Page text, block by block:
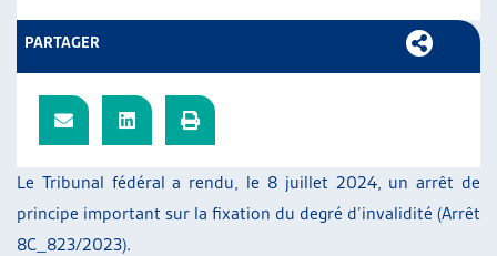
Le Tribunal fédéral a rendu, le 8 juillet 2024, un arrêt de
principe important sur la fixation du degré d’invalidité (Arrêt
8C_823/2023).
PARTAGER